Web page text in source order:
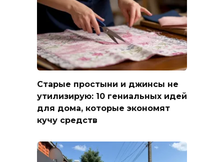
Старые простыни и джинсы не
утилизирую: 10 гениальных идей
для дома, которые экономят
кучу средств